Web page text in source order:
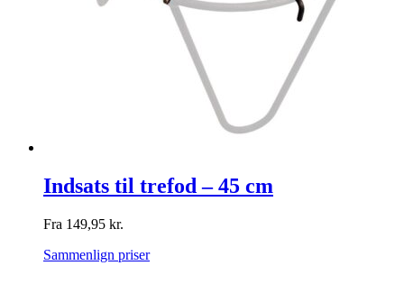
Indsats til trefod – 45 cm
Fra 149,95 kr.
Sammenlign priser